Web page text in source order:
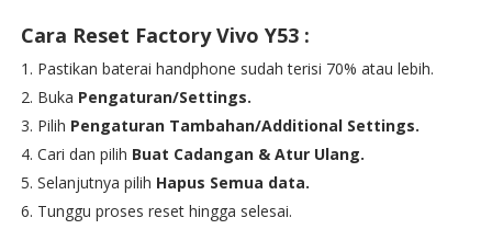
Cara Reset Factory Vivo Y53 :
Pastikan baterai handphone sudah terisi 70% atau lebih.
Buka Pengaturan/Settings.
Pilih Pengaturan Tambahan/Additional Settings.
Cari dan pilih Buat Cadangan & Atur Ulang.
Selanjutnya pilih Hapus Semua data.
Tunggu proses reset hingga selesai.